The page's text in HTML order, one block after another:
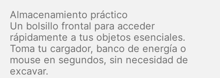
Almacenamiento práctico
Un bolsillo frontal para acceder
rápidamente a tus objetos esenciales.
Toma tu cargador, banco de energía o
mouse en segundos, sin necesidad de
excavar.